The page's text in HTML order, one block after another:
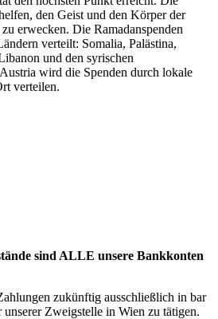
den Geist und den Körper der
erwecken. Die Ramadanspenden
verteilt: Somalia, Palästina,
und den syrischen
wird die Spenden durch lokale
verteilen.
sind ALLE unsere Bankkonten
zukünftig ausschließlich in bar
unserer Zweigstelle in Wien zu tätigen.